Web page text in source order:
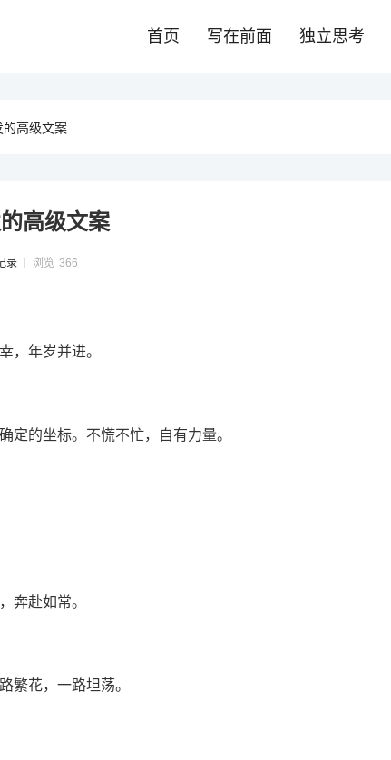
首页 写在前面 独立思考
的高级文案
高级文案
录 浏览 366
，年岁并进。
定的坐标。不慌不忙，自有力量。
奔赴如常。
繁花，一路坦荡。